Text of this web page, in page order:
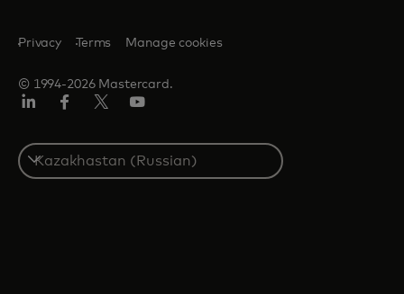
© 1994-2026 Mastercard.
Privacy Terms Manage cookies
Select
a
country